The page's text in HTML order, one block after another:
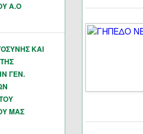
Α.Ο
ΚΑΙ
ΓΕΝ.
ΜΑΣ